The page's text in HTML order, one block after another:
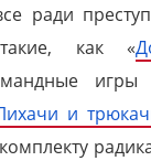
ради
как «
и